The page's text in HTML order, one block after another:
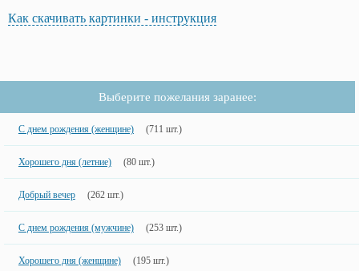
Как скачивать картинки - инструкция
Выберите пожелания заранее:
С днем рождения (женщине) (711 шт.)
Хорошего дня (летние) (80 шт.)
Добрый вечер (262 шт.)
С днем рождения (мужчине) (253 шт.)
Хорошего дня (женщине) (195 шт.)